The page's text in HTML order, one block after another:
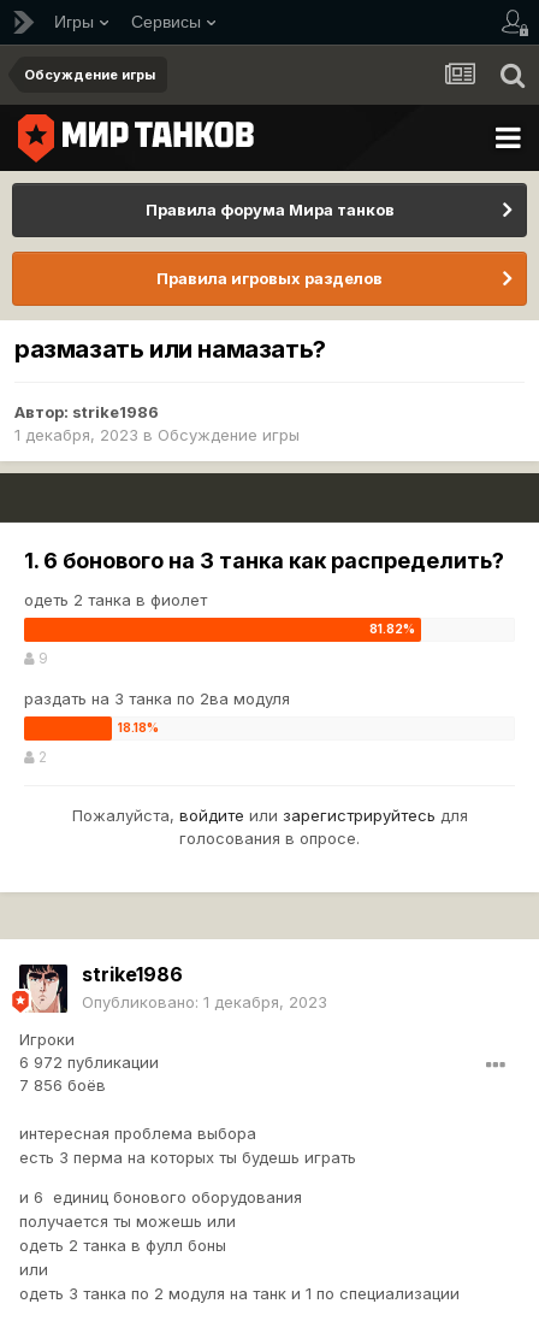
Игры Сервисы
Обсуждение игры
Правила форума Мира танков
Правила игровых разделов
размазать или намазать?
Автор: strike1986
1 декабря, 2023 в Обсуждение игры
1. 6 бонового на 3 танка как распределить?
одеть 2 танка в фиолет
9
раздать на 3 танка по 2ва модуля
2
Пожалуйста, войдите или зарегистрируйтесь для
голосования в опросе.
strike1986
Опубликовано: 1 декабря, 2023
Игроки
6 972 публикации
7 856 боёв
интересная проблема выбора
есть 3 перма на которых ты будешь играть
и 6 единиц бонового оборудования
получается ты можешь или
одеть 2 танка в фулл боны
или
одеть 3 танка по 2 модуля на танк и 1 по специализации